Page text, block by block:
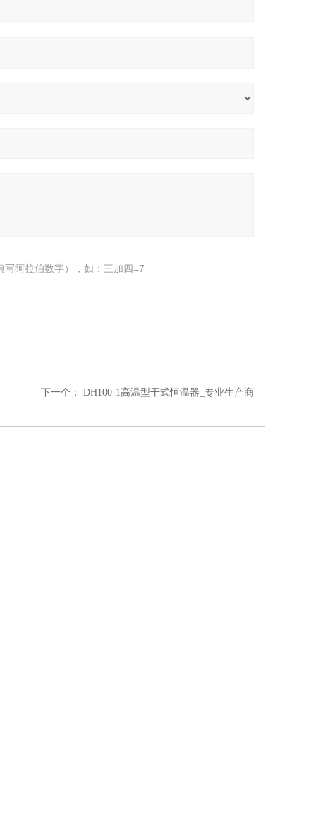
写阿拉伯数字），如：三加四=7
下一个： DH100-1高温型干式恒温器_专业生产商